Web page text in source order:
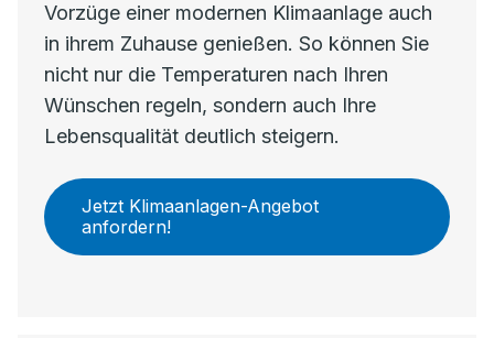
Vorzüge einer modernen Klimaanlage auch
in ihrem Zuhause genießen. So können Sie
nicht nur die Temperaturen nach Ihren
Wünschen regeln, sondern auch Ihre
Lebensqualität deutlich steigern.
Jetzt Klimaanlagen-Angebot
anfordern!